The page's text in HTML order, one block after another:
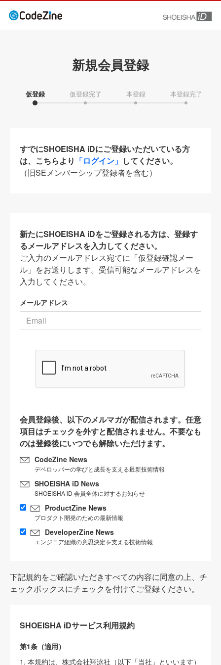
新規会員登録
仮登録 仮登録完了 本登録 本登録完了
すでにSHOEISHA iDにご登録いただいている方
は、こちらより 「ログイン」 してください。
（旧SEメンバーシップ登録者を含む）
新たにSHOEISHA iDをご登録される方は、登録す
るメールアドレスを入力してください。
ご入力のメールアドレス宛てに「仮登録確認メー
ル」をお送りします。受信可能なメールアドレスを
入力してください。
メールアドレス
会員登録後、以下のメルマガが配信されます。任意
項目はチェックを外すと配信されません。不要なも
のは登録後にいつでも解除いただけます。
CodeZine News
デベロッパーの学びと成長を支える最新技術情報
SHOEISHA iD News
SHOEISHA iD 会員全体に対するお知らせ
ProductZine News
プロダクト開発のための最新情報
DeveloperZine News
エンジニア組織の意思決定を支える技術情報
下記規約をご確認いただきすべての内容に同意の上、チ
ェックボックスにチェックを付けてご登録ください。
SHOEISHA iDサービス利用規約
第1条（適用）
1. 本規約は、株式会社翔泳社（以下「当社」といいます）